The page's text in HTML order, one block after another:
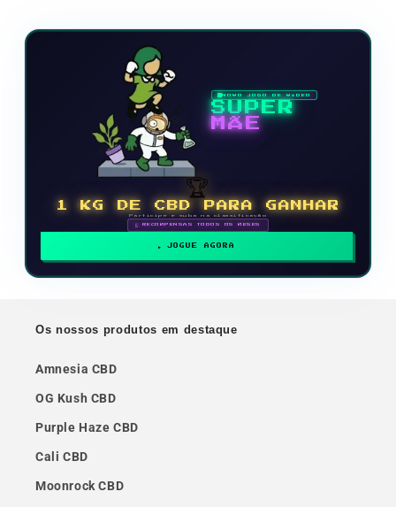
NOVO JOGO DE VÍDEO
SUPER
MÃE
🏆
1 KG DE CBD PARA GANHAR
Participe e suba na classificação
🗓 RECOMPENSAS TODOS OS MESES
JOGUE AGORA
Os nossos produtos em destaque
Amnesia CBD
OG Kush CBD
Purple Haze CBD
Cali CBD
Moonrock CBD